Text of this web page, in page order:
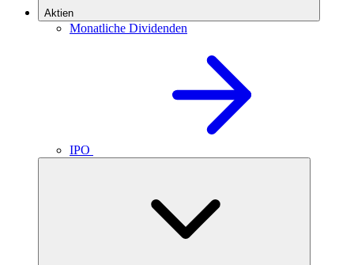
Aktien
Monatliche Dividenden
IPO